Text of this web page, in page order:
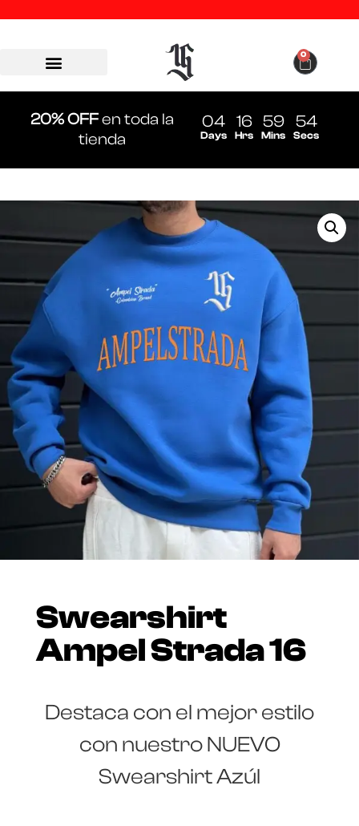
0
20% OFFen toda la
tienda
04
Days
16
Hrs
59
Mins
54
Secs
Swearshirt
Ampel Strada 16
Destaca con el mejor estilo
con nuestro NUEVO
Swearshirt Azúl